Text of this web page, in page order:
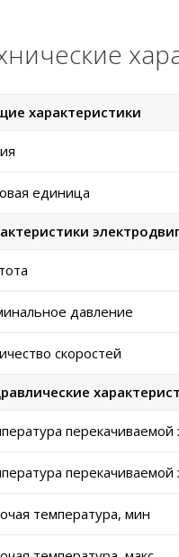
характеристики
единица
давление
скоростей
перекачиваемой
температура, мин